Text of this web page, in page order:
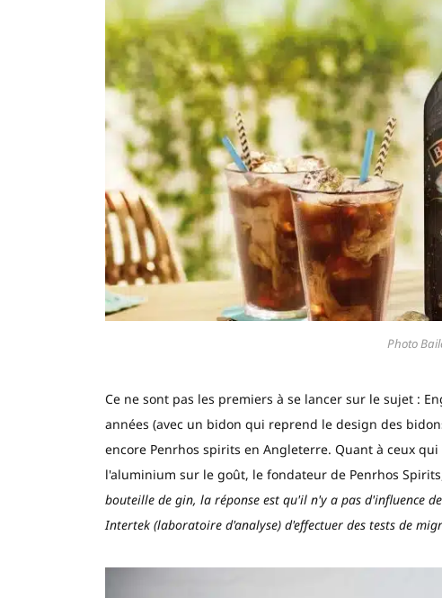
Photo
Ce ne sont pas les premiers à se lancer sur le sujet :
années (avec un bidon qui reprend le design des
encore Penrhos spirits en Angleterre. Quant à ceux
l'aluminium sur le goût, le fondateur de Penrhos
bouteille de gin, la réponse est qu'il n'y a pas d'influence
Intertek (laboratoire d'analyse) d'effectuer des tests de